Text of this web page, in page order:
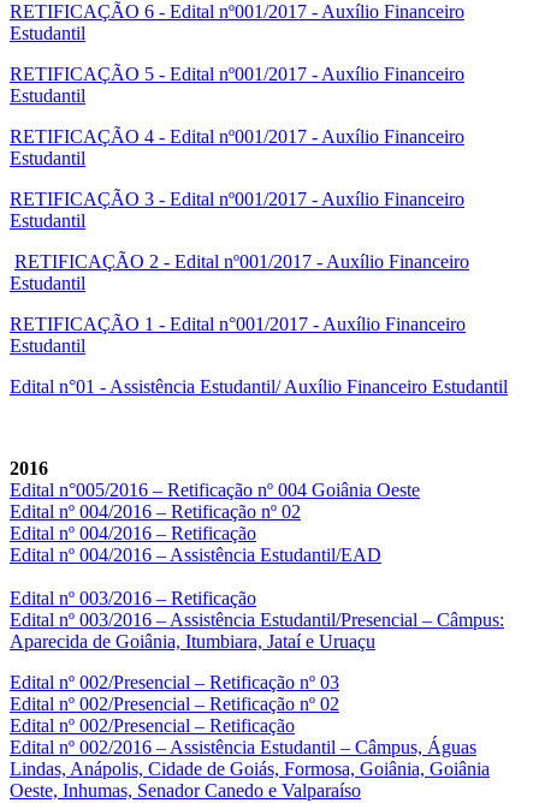
RETIFICAÇÃO 6 - Edital nº001/2017 - Auxílio Financeiro
Estudantil
RETIFICAÇÃO 5 - Edital nº001/2017 - Auxílio Financeiro
Estudantil
RETIFICAÇÃO 4 - Edital nº001/2017 - Auxílio Financeiro
Estudantil
RETIFICAÇÃO 3 - Edital nº001/2017 - Auxílio Financeiro
Estudantil
RETIFICAÇÃO 2 - Edital nº001/2017 - Auxílio Financeiro
Estudantil
RETIFICAÇÃO 1 - Edital n°001/2017 - Auxílio Financeiro
Estudantil
Edital n°01 - Assistência Estudantil/ Auxílio Financeiro Estudantil
2016
Edital n°005/2016 – Retificação nº 004 Goiânia Oeste
Edital nº 004/2016 – Retificação nº 02
Edital nº 004/2016 – Retificação
Edital nº 004/2016 – Assistência Estudantil/EAD
Edital nº 003/2016 – Retificação
Edital nº 003/2016 – Assistência Estudantil/Presencial – Câmpus:
Aparecida de Goiânia, Itumbiara, Jataí e Uruaçu
Edital nº 002/Presencial – Retificação nº 03
Edital nº 002/Presencial – Retificação nº 02
Edital nº 002/Presencial – Retificação
Edital nº 002/2016 – Assistência Estudantil – Câmpus, Águas
Lindas, Anápolis, Cidade de Goiás, Formosa, Goiânia, Goiânia
Oeste, Inhumas, Senador Canedo e Valparaíso